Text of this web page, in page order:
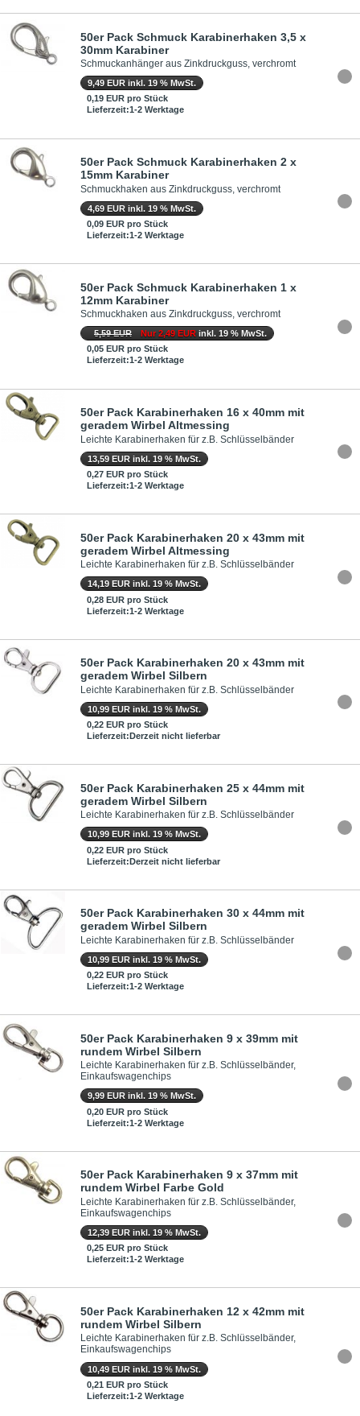
50er Pack Schmuck Karabinerhaken 3,5 x
30mm Karabiner
Schmuckanhänger aus Zinkdruckguss, verchromt
9,49 EUR inkl. 19 % MwSt.
0,19 EUR pro Stück
Lieferzeit:1-2 Werktage
50er Pack Schmuck Karabinerhaken 2 x
15mm Karabiner
Schmuckhaken aus Zinkdruckguss, verchromt
4,69 EUR inkl. 19 % MwSt.
0,09 EUR pro Stück
Lieferzeit:1-2 Werktage
50er Pack Schmuck Karabinerhaken 1 x
12mm Karabiner
Schmuckhaken aus Zinkdruckguss, verchromt
5,59 EUR Nur 2,49 EUR inkl. 19 % MwSt.
0,05 EUR pro Stück
Lieferzeit:1-2 Werktage
50er Pack Karabinerhaken 16 x 40mm mit
geradem Wirbel Altmessing
Leichte Karabinerhaken für z.B. Schlüsselbänder
13,59 EUR inkl. 19 % MwSt.
0,27 EUR pro Stück
Lieferzeit:1-2 Werktage
50er Pack Karabinerhaken 20 x 43mm mit
geradem Wirbel Altmessing
Leichte Karabinerhaken für z.B. Schlüsselbänder
14,19 EUR inkl. 19 % MwSt.
0,28 EUR pro Stück
Lieferzeit:1-2 Werktage
50er Pack Karabinerhaken 20 x 43mm mit
geradem Wirbel Silbern
Leichte Karabinerhaken für z.B. Schlüsselbänder
10,99 EUR inkl. 19 % MwSt.
0,22 EUR pro Stück
Lieferzeit:Derzeit nicht lieferbar
50er Pack Karabinerhaken 25 x 44mm mit
geradem Wirbel Silbern
Leichte Karabinerhaken für z.B. Schlüsselbänder
10,99 EUR inkl. 19 % MwSt.
0,22 EUR pro Stück
Lieferzeit:Derzeit nicht lieferbar
50er Pack Karabinerhaken 30 x 44mm mit
geradem Wirbel Silbern
Leichte Karabinerhaken für z.B. Schlüsselbänder
10,99 EUR inkl. 19 % MwSt.
0,22 EUR pro Stück
Lieferzeit:1-2 Werktage
50er Pack Karabinerhaken 9 x 39mm mit
rundem Wirbel Silbern
Leichte Karabinerhaken für z.B. Schlüsselbänder,
Einkaufswagenchips
9,99 EUR inkl. 19 % MwSt.
0,20 EUR pro Stück
Lieferzeit:1-2 Werktage
50er Pack Karabinerhaken 9 x 37mm mit
rundem Wirbel Farbe Gold
Leichte Karabinerhaken für z.B. Schlüsselbänder,
Einkaufswagenchips
12,39 EUR inkl. 19 % MwSt.
0,25 EUR pro Stück
Lieferzeit:1-2 Werktage
50er Pack Karabinerhaken 12 x 42mm mit
rundem Wirbel Silbern
Leichte Karabinerhaken für z.B. Schlüsselbänder,
Einkaufswagenchips
10,49 EUR inkl. 19 % MwSt.
0,21 EUR pro Stück
Lieferzeit:1-2 Werktage